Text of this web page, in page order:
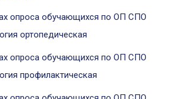
опроса обучающихся по ОП СПО
ортопедическая
опроса обучающихся по ОП СПО
профилактическая